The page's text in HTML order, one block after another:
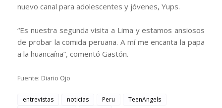
nuevo canal para adolescentes y jóvenes, Yups.
“Es nuestra segunda visita a Lima y estamos ansiosos
de probar la comida peruana. A mí me encanta la papa
a la huancaína”, comentó Gastón.
Fuente: Diario Ojo
entrevistas noticias Peru
TeenAngels